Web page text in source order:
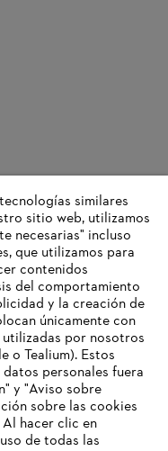
similares
sitio web, utilizamos
necesarias" incluso
que utilizamos para
contenidos
del comportamiento
y la creación de
únicamente con
por nosotros
o Tealium). Estos
personales fuera
y "Aviso sobre
sobre las cookies
hacer clic en
de todas las